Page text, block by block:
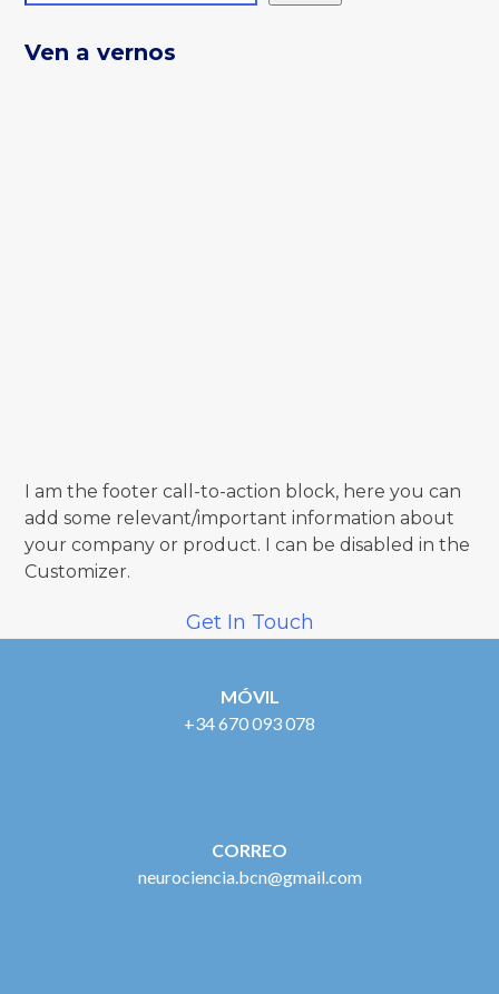
Ven a vernos
I am the footer call-to-action block, here you can
add some relevant/important information about
your company or product. I can be disabled in the
Customizer.
Get In Touch
MÓVIL
+34 670 093 078
CORREO
neurociencia.bcn@gmail.com